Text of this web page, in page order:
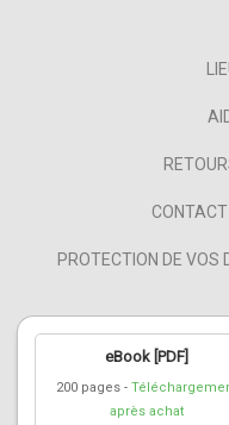
eBook [PDF]
200 pages
après achat
PROTECTION DE VOS